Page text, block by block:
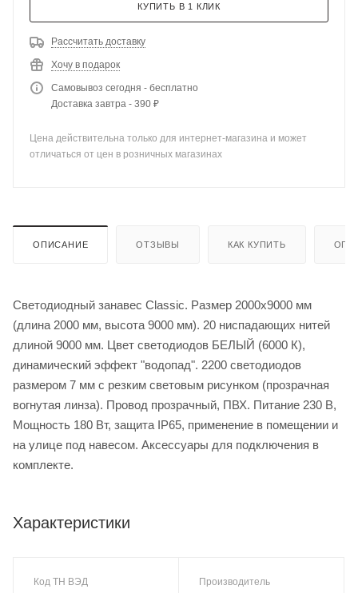
КУПИТЬ В 1 КЛИК
Рассчитать доставку
Хочу в подарок
Самовывоз сегодня - бесплатно
Доставка завтра - 390 ₽
Цена действительна только для интернет-магазина и может
отличаться от цен в розничных магазинах
ОПИСАНИЕ ОТЗЫВЫ КАК КУПИТЬ
Светодиодный занавес Classic. Размер 2000x9000 мм
(длина 2000 мм, высота 9000 мм). 20 ниспадающих нитей
длиной 9000 мм. Цвет светодиодов БЕЛЫЙ (6000 К),
динамический эффект "водопад". 2200 светодиодов
размером 7 мм с резким световым рисунком (прозрачная
вогнутая линза). Провод прозрачный, ПВХ. Питание 230 В,
Мощность 180 Вт, защита IP65, применение в помещении и
на улице под навесом. Аксессуары для подключения в
комплекте.
Характеристики
Код ТН ВЭД Производитель